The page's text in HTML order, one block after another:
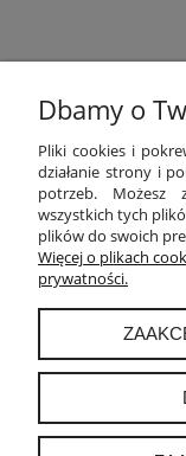
Dbamy o
Pliki cookies i
działanie strony i
potrzeb. Możesz
wszystkich tych
plików do swoich
Więcej o plikach
prywatności.